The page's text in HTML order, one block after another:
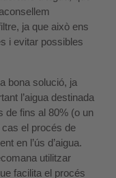
ja que això ens
i evitar possibles
bona solució, ja
l’aigua destinada
de fins al 80% (o un
el procés de
en l’ús d’aigua.
utilitzar
facilita el procés